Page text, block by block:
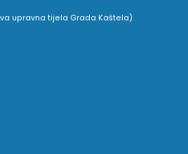
upravna tijela Grada Kaštela)